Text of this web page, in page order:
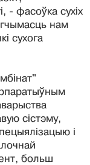
- фасоўка сухіх
нам
сухога
сістэму,
і
больш